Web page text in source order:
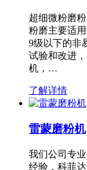
超细微粉磨
粉磨主要适
9级以下的非
试验和改进
机，…
了解详情
雷蒙磨粉机
我们公司专
经验，科菲